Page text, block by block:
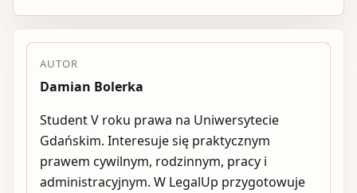
AUTOR
Damian Bolerka
Student V roku prawa na Uniwersytecie
Gdańskim. Interesuje się praktycznym
prawem cywilnym, rodzinnym, pracy i
administracyjnym. W LegalUp przygotowuje